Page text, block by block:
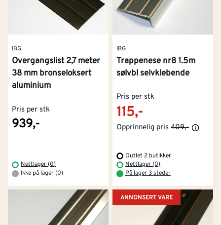
IBG
Overgangslist 2,7 meter
38 mm bronseloksert
aluminium
Pris per stk
939,-
Nettlager (0)
Ikke på lager (0)
IBG
Trappenese nr8 1.5m
sølvbl selvklebende
Pris per stk
115,-
Opprinnelig pris 409,-
Outlet 2 butikker
Nettlager (0)
På lager 3 steder
ANNONSERT VARE